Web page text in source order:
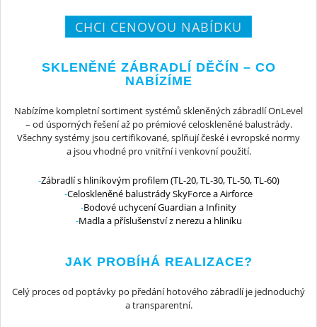
CHCI CENOVOU NABÍDKU
SKLENĚNÉ ZÁBRADLÍ DĚČÍN – CO
NABÍZÍME
Nabízíme kompletní sortiment systémů skleněných zábradlí OnLevel
– od úsporných řešení až po prémiové celoskleněné balustrády.
Všechny systémy jsou certifikované, splňují české i evropské normy
a jsou vhodné pro vnitřní i venkovní použití.
Zábradlí s hliníkovým profilem (TL-20, TL-30, TL-50, TL-60)
Celoskleněné balustrády SkyForce a Airforce
Bodové uchycení Guardian a Infinity
Madla a příslušenství z nerezu a hliníku
JAK PROBÍHÁ REALIZACE?
Celý proces od poptávky po předání hotového zábradlí je jednoduchý
a transparentní.